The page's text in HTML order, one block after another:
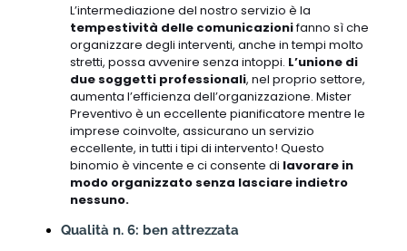
L’intermediazione del nostro servizio è la
tempestività delle comunicazionifanno sì che
organizzare degli interventi, anche in tempi molto
stretti, possa avvenire senza intoppi. L’unione di
due soggetti professionali, nel proprio settore,
aumenta l’efficienza dell’organizzazione. Mister
Preventivo è un eccellente pianificatore mentre le
imprese coinvolte, assicurano un servizio
eccellente, in tutti i tipi di intervento! Questo
binomio è vincente e ci consente di lavorare in
modo organizzato senza lasciare indietro
nessuno.
Qualità n. 6: ben attrezzata